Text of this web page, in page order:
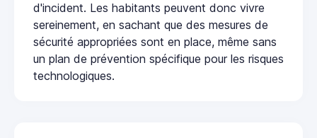
d'incident. Les habitants peuvent donc vivre
sereinement, en sachant que des mesures de
sécurité appropriées sont en place, même sans
un plan de prévention spécifique pour les risques
technologiques.